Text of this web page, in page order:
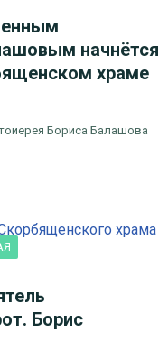
начнётся
храме
Бориса Балашова
Борис